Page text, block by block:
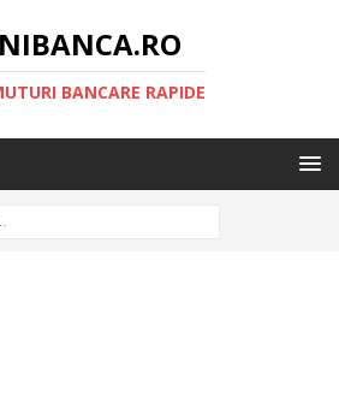
BANCARE RAPIDE